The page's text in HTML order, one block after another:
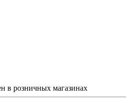
в розничных магазинах